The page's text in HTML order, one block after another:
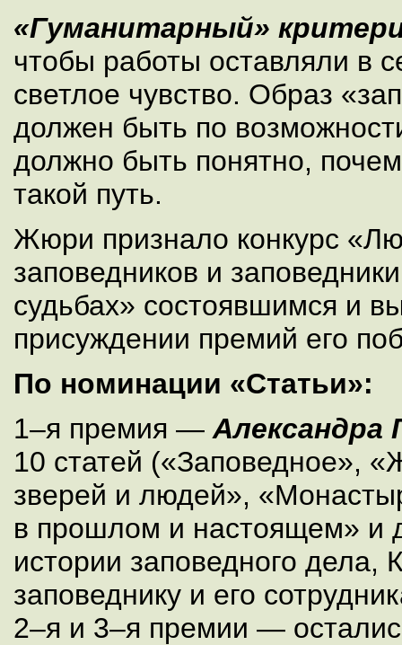
«Гуманитарный»
чтобы работы оставляли в
светлое чувство. Образ
должен быть по
должно быть понятно,
такой путь.
Жюри признало конкурс
заповедников и
судьбах» состоявшимся и
присуждении премий его
По номинации «Статьи»:
1–я премия — Александра
10 статей («Заповедное»,
зверей и людей»,
в прошлом и настоящем» и
истории заповедного дела,
заповеднику и его
2–я и 3–я премии —